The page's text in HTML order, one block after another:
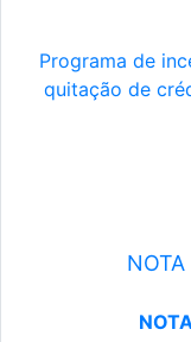
Programa de
quitação de